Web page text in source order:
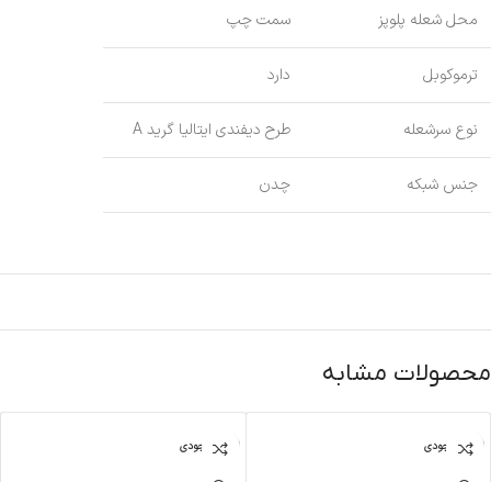
محل شعله پلوپز سمت چپ
ترموکوبل دارد
نوع سرشعله طرح دیفندی ایتالیا گرید A
جنس شبکه چدن
محصولات مشابه
اتمام موجودی اتمام موجودی